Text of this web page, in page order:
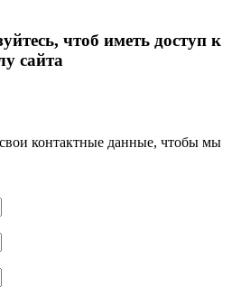
чтоб иметь доступ к
сайта
контактные данные, чтобы мы